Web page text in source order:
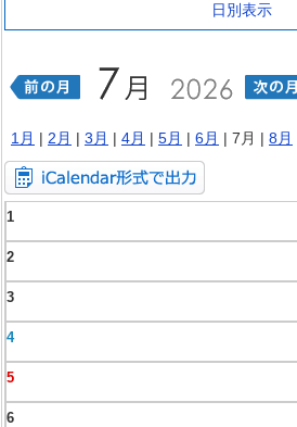
日別表示
1月 | 2月 | 3月 | 4月 | 5月 | 6月 | 7月 | 8月
1
2
3
4
5
6